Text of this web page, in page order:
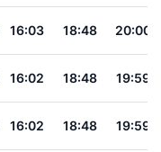
16:03 18:48 20:00
16:02 18:48 19:59
16:02 18:48 19:59